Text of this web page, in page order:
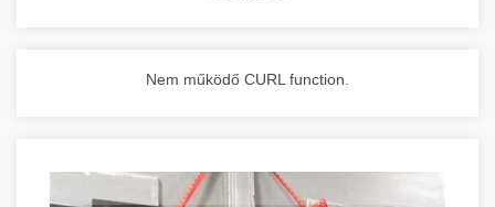
Nem működő CURL function.